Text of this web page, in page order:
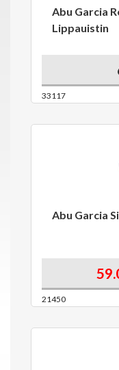
Abu Garcia
Lippauistin
33117
Abu Garcia
21450